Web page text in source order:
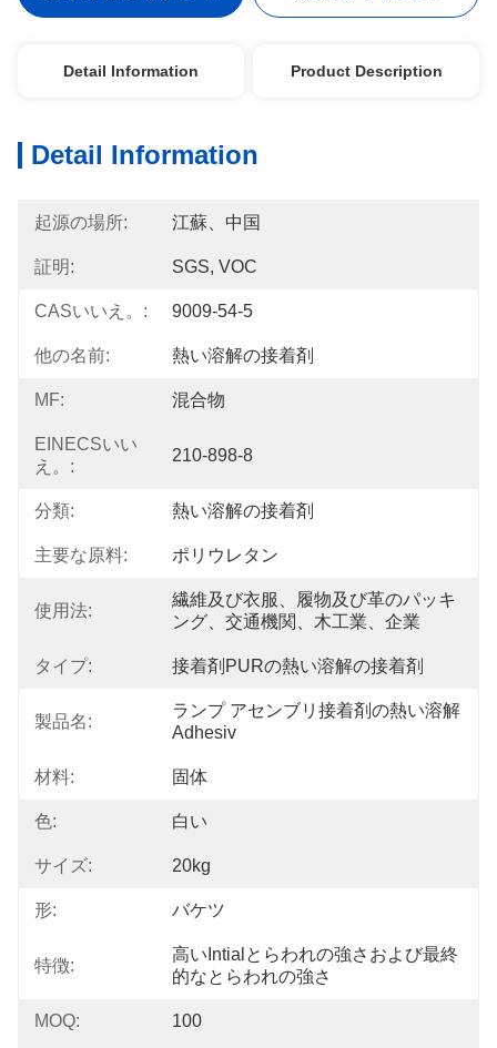
Detail Information Product Description
Detail Information
起源の場所: 江蘇、中国
証明: SGS, VOC
CASいいえ。: 9009-54-5
他の名前: 熱い溶解の接着剤
MF: 混合物
EINECSいい
え。:
210-898-8
分類: 熱い溶解の接着剤
主要な原料: ポリウレタン
使用法:
繊維及び衣服、履物及び革のパッキ
ング、交通機関、木工業、企業
タイプ: 接着剤PURの熱い溶解の接着剤
製品名:
ランプ アセンブリ接着剤の熱い溶解
Adhesiv
材料: 固体
色: 白い
サイズ: 20kg
形: バケツ
特徴:
高いintialとらわれの強さおよび最終
的なとらわれの強さ
MOQ: 100